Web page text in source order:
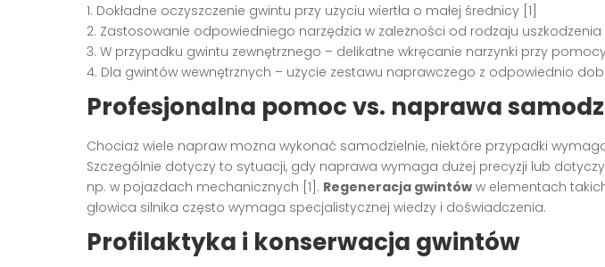
1. Dokładne oczyszczenie gwintu przy użyciu wiertła o małej średnicy [1]
2. Zastosowanie odpowiedniego narzędzia w zależności od rodzaju uszkodzenia
3. W przypadku gwintu zewnętrznego – delikatne wkręcanie narzynki przy
4. Dla gwintów wewnętrznych – użycie zestawu naprawczego z odpowiednio
Profesjonalna pomoc vs. naprawa
Chociaż wiele napraw można wykonać samodzielnie, niektóre przypadki
Szczególnie dotyczy to sytuacji, gdy naprawa wymaga dużej precyzji lub
np. w pojazdach mechanicznych [1]. Regeneracja gwintów w elementach
głowica silnika często wymaga specjalistycznej wiedzy i doświadczenia.
Profilaktyka i konserwacja gwintów